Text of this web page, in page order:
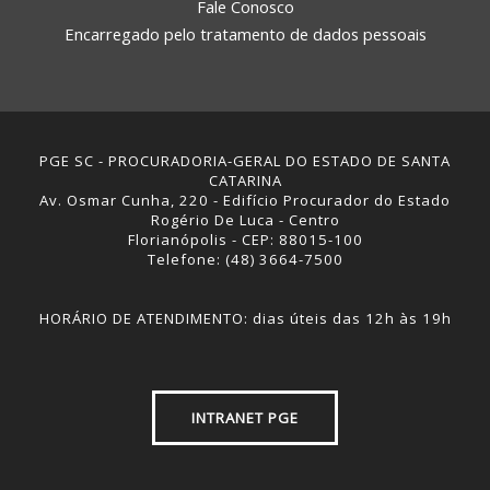
Fale Conosco
Encarregado pelo tratamento de dados pessoais
PGE SC - PROCURADORIA-GERAL DO ESTADO DE SANTA
CATARINA
Av. Osmar Cunha, 220 - Edifício Procurador do Estado
Rogério De Luca - Centro
Florianópolis - CEP: 88015-100
Telefone: (48) 3664-7500
HORÁRIO DE ATENDIMENTO: dias úteis das 12h às 19h
INTRANET PGE